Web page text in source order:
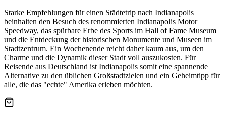
Starke Empfehlungen für einen Städtetrip nach Indianapolis
beinhalten den Besuch des renommierten Indianapolis Motor
Speedway, das spürbare Erbe des Sports im Hall of Fame Museum
und die Entdeckung der historischen Monumente und Museen im
Stadtzentrum. Ein Wochenende reicht daher kaum aus, um den
Charme und die Dynamik dieser Stadt voll auszukosten. Für
Reisende aus Deutschland ist Indianapolis somit eine spannende
Alternative zu den üblichen Großstadtzielen und ein Geheimtipp für
alle, die das "echte" Amerika erleben möchten.